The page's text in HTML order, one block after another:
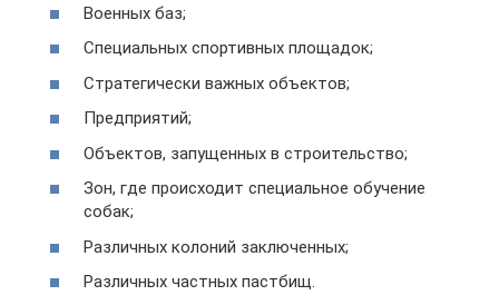
Военных баз;
Специальных спортивных площадок;
Стратегически важных объектов;
Предприятий;
Объектов, запущенных в строительство;
Зон, где происходит специальное обучение
собак;
Различных колоний заключенных;
Различных частных пастбищ.